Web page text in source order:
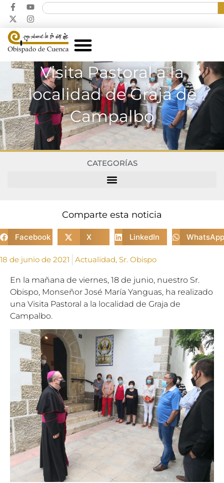
Visita Pastoral a la
localidad de Graja de
Campalbo
CATEGORÍAS
Comparte esta noticia
Facebook X LinkedIn WhatsApp
18 de junio de 2021 Actualidad, Sr. Obispo
En la mañana de viernes, 18 de junio, nuestro Sr.
Obispo, Monseñor José María Yanguas, ha realizado
una Visita Pastoral a la localidad de Graja de
Campalbo.